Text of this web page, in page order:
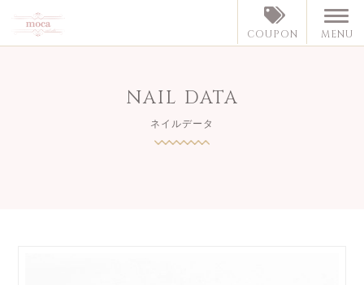
COUPON MENU
NAIL DATA
ネイルデータ